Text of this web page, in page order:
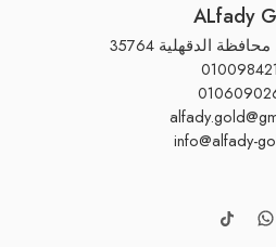
ALfady
الدقهلية 35764
info@alfady-